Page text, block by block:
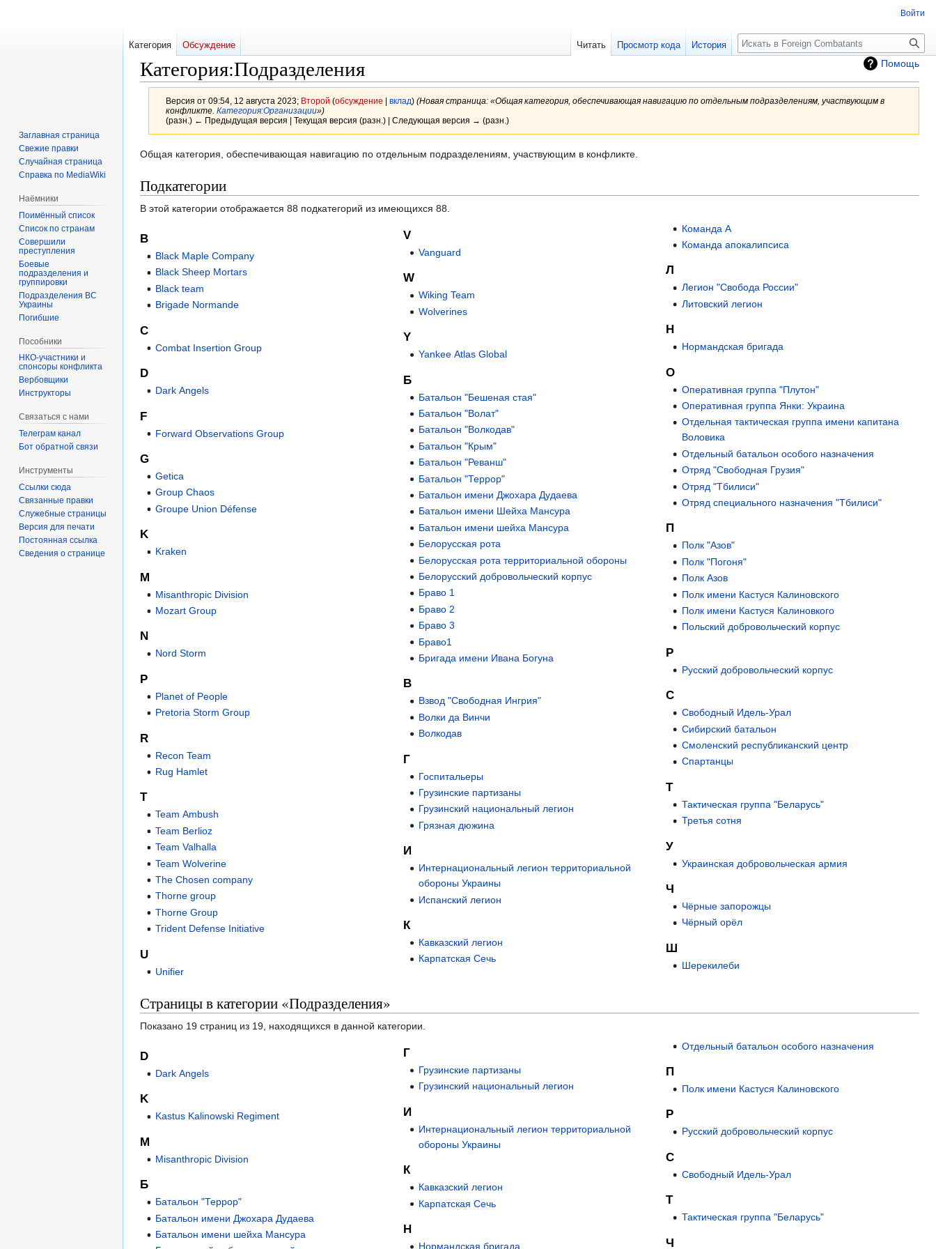
Помощь
Категория:Подразделения
Версия от 09:54, 12 августа 2023; Второй (обсуждение вклад) (Новая страница: «Общая категория, обеспечивающая навигацию по отдельным подразделениям, участвующим в
конфликте. Категория:Организации»)
(разн.) ← Предыдущая версия | Текущая версия (разн.) | Следующая версия → (разн.)
Перейти
навигации
Перейти
поиску
Общая категория, обеспечивающая навигацию по отдельным подразделениям, участвующим в конфликте.
Подкатегории
В этой категории отображается 88 подкатегорий из имеющихся 88.
B
Black Maple Company
Black Sheep Mortars
Black team
Brigade Normande
C
Combat Insertion Group
D
Dark Angels
F
Forward Observations Group
G
Getica
Group Chaos
Groupe Union Défense
K
Kraken
M
Misanthropic Division
Mozart Group
N
Nord Storm
P
Planet of People
Pretoria Storm Group
R
Recon Team
Rug Hamlet
T
Team Ambush
Team Berlioz
Team Valhalla
Team Wolverine
The Chosen company
Thorne group
Thorne Group
Trident Defense Initiative
U
Unifier
V
Vanguard
W
Wiking Team
Wolverines
Y
Yankee Atlas Global
Б
Батальон "Бешеная стая"
Батальон "Волат"
Батальон "Волкодав"
Батальон "Крым"
Батальон "Реванш"
Батальон "Террор"
Батальон имени Джохара Дудаева
Батальон имени Шейха Мансура
Батальон имени шейха Мансура
Белорусская рота
Белорусская рота территориальной обороны
Белорусский добровольческий корпус
Браво 1
Браво 2
Браво 3
Браво1
Бригада имени Ивана Богуна
В
Взвод "Свободная Ингрия"
Волки да Винчи
Волкодав
Г
Госпитальеры
Грузинские партизаны
Грузинский национальный легион
Грязная дюжина
И
Интернациональный легион территориальной
обороны Украины
Испанский легион
К
Кавказский легион
Карпатская Сечь
Команда А
Команда апокалипсиса
Л
Легион "Свобода России"
Литовский легион
Н
Нормандская бригада
О
Оперативная группа "Плутон"
Оперативная группа Янки: Украина
Отдельная тактическая группа имени капитана
Воловика
Отдельный батальон особого назначения
Отряд "Свободная Грузия"
Отряд "Тбилиси"
Отряд специального назначения "Тбилиси"
П
Полк "Азов"
Полк "Погоня"
Полк Азов
Полк имени Кастуся Калиновского
Полк имени Кастуся Калиновкого
Польский добровольческий корпус
Р
Русский добровольческий корпус
С
Свободный Идель-Урал
Сибирский батальон
Смоленский республиканский центр
Спартанцы
Т
Тактическая группа "Беларусь"
Третья сотня
У
Украинская добровольческая армия
Ч
Чёрные запорожцы
Чёрный орёл
Ш
Шерекилеби
Страницы в категории «Подразделения»
Показано 19 страниц из 19, находящихся в данной категории.
D
Dark Angels
K
Kastus Kalinowski Regiment
M
Misanthropic Division
Б
Батальон "Террор"
Батальон имени Джохара Дудаева
Батальон имени шейха Мансура
Г
Грузинские партизаны
Грузинский национальный легион
И
Интернациональный легион территориальной
обороны Украины
К
Кавказский легион
Карпатская Сечь
Н
Нормандская бригада
Отдельный батальон особого назначения
П
Полк имени Кастуся Калиновского
Р
Русский добровольческий корпус
С
Свободный Идель-Урал
Т
Тактическая группа "Беларусь"
Ч
Войти
Категория Обсуждение Читать Просмотр кода История
Заглавная страница
Свежие правки
Случайная страница
Справка по MediaWiki
Наёмники
Поимённый список
Список по странам
Совершили
преступления
Боевые
подразделения и
группировки
Подразделения ВС
Украины
Погибшие
Пособники
спонсоры конфликта
‏‎Вербовщики
Инструкторы
Связаться с нами
Телеграм канал
Бот обратной связи
Инструменты
Ссылки сюда
Связанные правки
Служебные страницы
Версия для печати
Постоянная ссылка
Сведения о странице